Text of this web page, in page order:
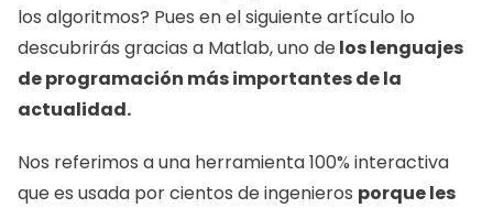
los algoritmos? Pues en el siguiente artículo lo
descubrirás gracias a Matlab, uno de los lenguajes
de programación más importantes de la
actualidad.
Nos referimos a una herramienta 100% interactiva
que es usada por cientos de ingenieros porque les